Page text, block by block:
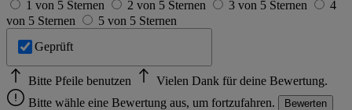
1 von 5 Sternen
2 von 5 Sternen 3 von 5 Sternen
4
von 5 Sternen
5 von 5 Sternen
Geprüft
Bitte Pfeile benutzen
Vielen Dank für deine Bewertung.
Bitte wähle eine Bewertung aus, um fortzufahren.
Bewerten